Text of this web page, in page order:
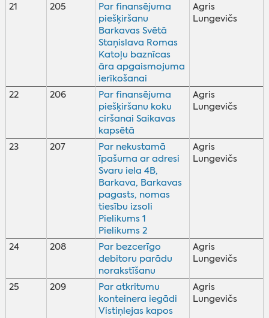
21 205
Par finansējuma
piešķiršanu
Barkavas Svētā
Staņislava Romas
Katoļu baznīcas
āra apgaismojuma
ierīkošanai
Agris
Lungevičs
22 206
Par finansējuma
piešķiršanu koku
ciršanai Saikavas
kapsētā
Agris
Lungevičs
23 207
Par nekustamā
īpašuma ar adresi
Svaru iela 4B,
Barkava, Barkavas
pagasts, nomas
tiesību izsoli
Pielikums 1
Pielikums 2
Agris
Lungevičs
24 208
Par bezcerīgo
debitoru parādu
norakstīšanu
Agris
Lungevičs
25 209
Par atkritumu
konteinera iegādi
Vistiņlejas kapos
Agris
Lungevičs